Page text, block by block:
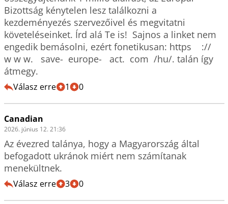
Bizottság kénytelen lesz találkozni a
kezdeményezés szervezőivel és megvitatni
követeléseinket. Írd alá Te is!  Sajnos a linket nem
engedik bemásolni, ezért fonetikusan: https    ://
w w w.   save-  europe-   act.  com  /hu/. talán így
átmegy.
Válasz erre 1 0
Canadian
2026. június 12. 21:36
Az évezred talánya, hogy a Magyarország által
befogadott ukránok miért nem számítanak
menekültnek.
Válasz erre 3 0